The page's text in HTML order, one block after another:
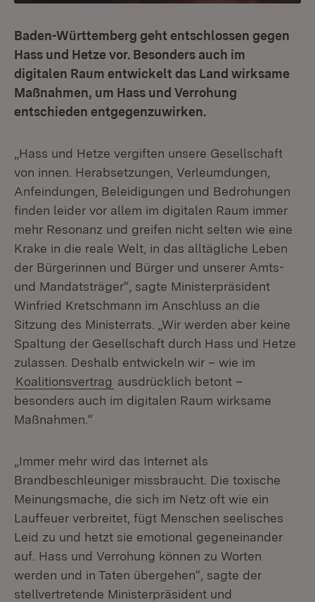
Baden-Württemberg geht entschlossen gegen
Hass und Hetze vor. Besonders auch im
digitalen Raum entwickelt das Land wirksame
Maßnahmen, um Hass und Verrohung
entschieden entgegenzuwirken.
„Hass und Hetze vergiften unsere Gesellschaft
von innen. Herabsetzungen, Verleumdungen,
Anfeindungen, Beleidigungen und Bedrohungen
finden leider vor allem im digitalen Raum immer
mehr Resonanz und greifen nicht selten wie eine
Krake in die reale Welt, in das alltägliche Leben
der Bürgerinnen und Bürger und unserer Amts-
und Mandatsträger“, sagte Ministerpräsident
Winfried Kretschmann im Anschluss an die
Sitzung des Ministerrats. „Wir werden aber keine
Spaltung der Gesellschaft durch Hass und Hetze
zulassen. Deshalb entwickeln wir – wie im
Koalitionsvertrag ausdrücklich betont –
besonders auch im digitalen Raum wirksame
Maßnahmen.“
„Immer mehr wird das Internet als
Brandbeschleuniger missbraucht. Die toxische
Meinungsmache, die sich im Netz oft wie ein
Lauffeuer verbreitet, fügt Menschen seelisches
Leid zu und hetzt sie emotional gegeneinander
auf. Hass und Verrohung können zu Worten
werden und in Taten übergehen“, sagte der
stellvertretende Ministerpräsident und